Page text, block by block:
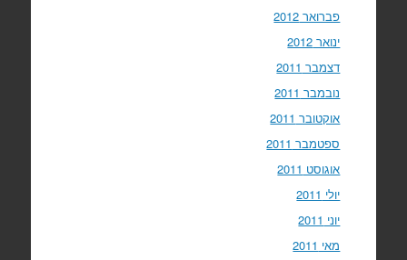
פברואר 2012
ינואר 2012
דצמבר 2011
נובמבר 2011
אוקטובר 2011
ספטמבר 2011
אוגוסט 2011
יולי 2011
יוני 2011
מאי 2011